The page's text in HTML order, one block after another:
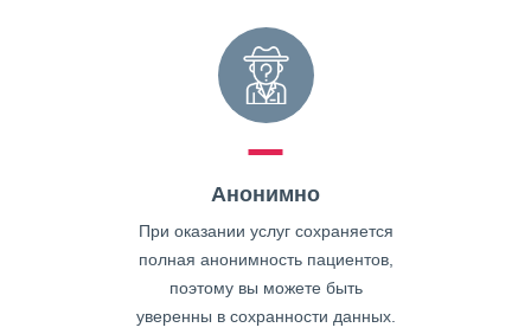
Анонимно
При оказании услуг сохраняется
полная анонимность пациентов,
поэтому вы можете быть
уверенны в сохранности данных.